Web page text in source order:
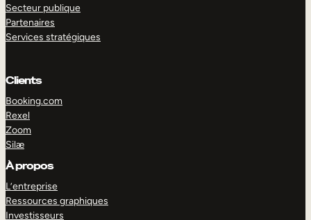
Secteur publique
Partenaires
Services stratégiques
Clients
Booking.com
Rexel
Zoom
Silæ
À propos
L’entreprise
Ressources graphiques
Investisseurs